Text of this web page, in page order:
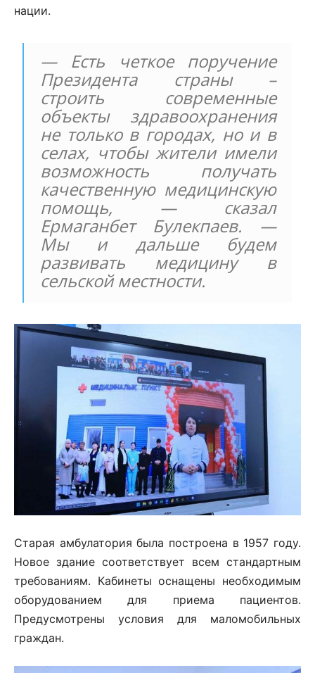
нации.
— Есть четкое поручение
Президента страны –
строить современные
объекты здравоохранения
не только в городах, но и в
селах, чтобы жители имели
возможность получать
качественную медицинскую
помощь, — сказал
Ермаганбет Булекпаев. —
Мы и дальше будем
развивать медицину в
сельской местности.
Старая амбулатория была построена в 1957 году.
Новое здание соответствует всем стандартным
требованиям. Кабинеты оснащены необходимым
оборудованием для приема пациентов.
Предусмотрены условия для маломобильных
граждан.